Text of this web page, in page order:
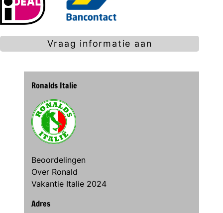
Vraag informatie aan
Ronalds Italie
Beoordelingen
Over Ronald
Vakantie Italie 2024
Adres